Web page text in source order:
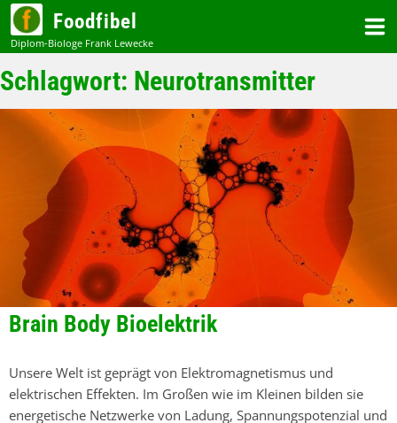
Zum
Inhalt
Foodfibel
Schlagwort: Neurotransmitter
Brain Body Bioelektrik
Unsere Welt ist geprägt von Elektromagnetismus und
elektrischen Effekten. Im Großen wie im Kleinen bilden sie
energetische Netzwerke von Ladung, Spannungspotenzial und